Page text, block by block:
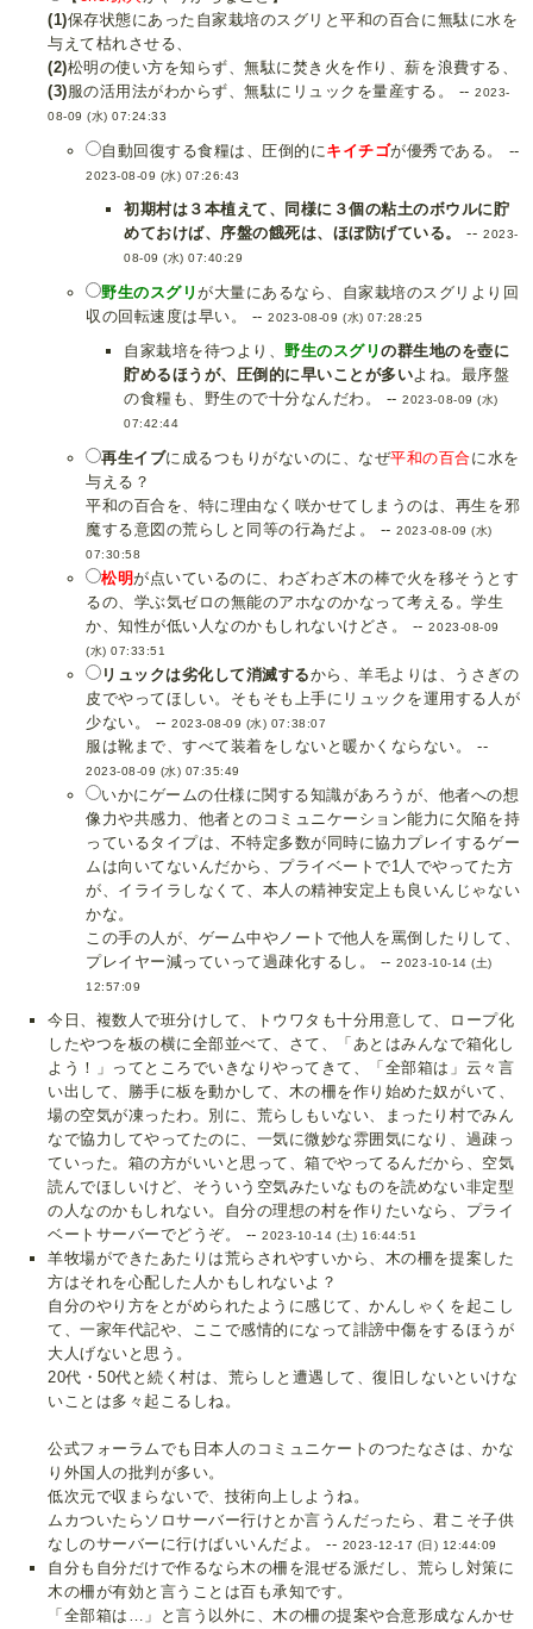
(1)保存状態にあった自家栽培のスグリと平和の百合に無駄に水を
与えて枯れさせる、
(2)松明の使い方を知らず、無駄に焚き火を作り、薪を浪費する、
(3)服の活用法がわからず、無駄にリュックを量産する。 --2023-
08-09 (水) 07:24:33
自動回復する食糧は、圧倒的に キイチゴが優秀である。 --
2023-08-09 (水) 07:26:43
初期村は３本植えて、同様に３個の粘土のボウルに貯
めておけば、序盤の餓死は、ほぼ防げている。
--2023-
08-09 (水) 07:40:29
野生のスグリが大量にあるなら、自家栽培のスグリより回
収の回転速度は早い。 --2023-08-09 (水) 07:28:25
自家栽培を待つより、野生のスグリの群生地のを壺に
貯めるほうが、圧倒的に早いことが多いよね。最序盤
の食糧も、野生ので十分なんだわ。 --2023-08-09 (水)
07:42:44
再生イブに成るつもりがないのに、なぜ平和の百合に水を
与える？
平和の百合を、特に理由なく咲かせてしまうのは、再生を邪
魔する意図の荒らしと同等の行為だよ。 --2023-08-09 (水)
07:30:58
松明が点いているのに、わざわざ木の棒で火を移そうとす
るの、学ぶ気ゼロの無能のアホなのかなって考える。学生
か、知性が低い人なのかもしれないけどさ。 --2023-08-09
(水) 07:33:51
リュックは劣化して消滅するから、羊毛よりは、うさぎの
皮でやってほしい。そもそも上手にリュックを運用する人が
少ない。 --2023-08-09 (水) 07:38:07
服は靴まで、すべて装着をしないと暖かくならない。 --
2023-08-09 (水) 07:35:49
いかにゲームの仕様に関する知識があろうが、他者への想
像力や共感力、他者とのコミュニケーション能力に欠陥を持
っているタイプは、不特定多数が同時に協力プレイするゲー
ムは向いてないんだから、プライベートで1人でやってた方
が、イライラしなくて、本人の精神安定上も良いんじゃない
かな。
この手の人が、ゲーム中やノートで他人を罵倒したりして、
プレイヤー減っていって過疎化するし。 --2023-10-14 (土)
12:57:09
今日、複数人で班分けして、トウワタも十分用意して、ロープ化
したやつを板の横に全部並べて、さて、「あとはみんなで箱化し
よう！」ってところでいきなりやってきて、「全部箱は」云々言
い出して、勝手に板を動かして、木の柵を作り始めた奴がいて、
場の空気が凍ったわ。別に、荒らしもいない、まったり村でみん
なで協力してやってたのに、一気に微妙な雰囲気になり、過疎っ
ていった。箱の方がいいと思って、箱でやってるんだから、空気
読んでほしいけど、そういう空気みたいなものを読めない非定型
の人なのかもしれない。自分の理想の村を作りたいなら、プライ
ベートサーバーでどうぞ。 --2023-10-14 (土) 16:44:51
羊牧場ができたあたりは荒らされやすいから、木の柵を提案した
方はそれを心配した人かもしれないよ？
自分のやり方をとがめられたように感じて、かんしゃくを起こし
て、一家年代記や、ここで感情的になって誹謗中傷をするほうが
大人げないと思う。
20代・50代と続く村は、荒らしと遭遇して、復旧しないといけな
いことは多々起こるしね。
公式フォーラムでも日本人のコミュニケートのつたなさは、かな
り外国人の批判が多い。
低次元で収まらないで、技術向上しようね。
ムカついたらソロサーバー行けとか言うんだったら、君こそ子供
なしのサーバーに行けばいいんだよ。 -- 2023-12-17 (日) 12:44:09
自分も自分だけで作るなら木の柵を混ぜる派だし、荒らし対策に
木の柵が有効と言うことは百も承知です。
「全部箱は…」と言う以外に、木の柵の提案や合意形成なんかせ